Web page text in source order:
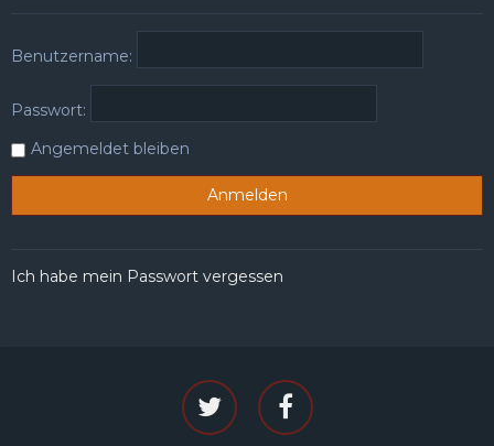
Benutzername:
Passwort:
Angemeldet bleiben
Ich habe mein Passwort vergessen